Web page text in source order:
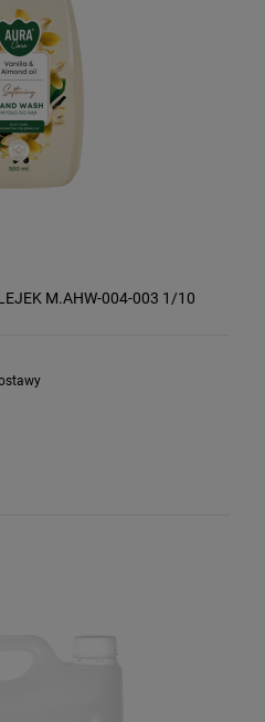
M.AHW-004-003 1/10